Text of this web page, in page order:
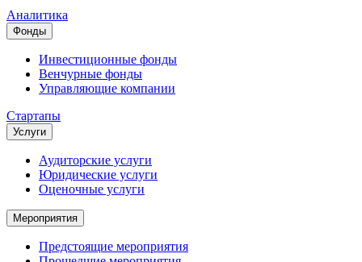
Аналитика
Фонды
Инвестиционные фонды
Венчурные фонды
Управляющие компании
Стартапы
Услуги
Аудиторские услуги
Юридические услуги
Оценочные услуги
Мероприятия
Предстоящие мероприятия